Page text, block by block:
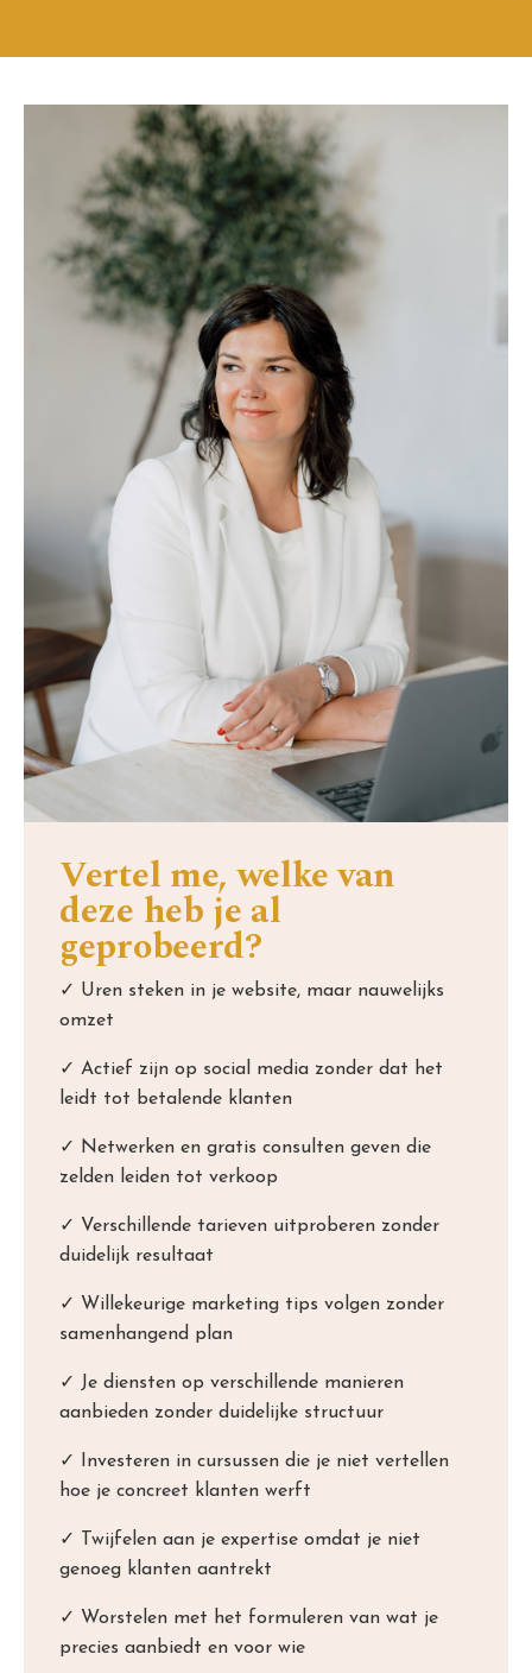
Vertel me, welke van
deze heb je al
geprobeerd?
✓ Uren steken in je website, maar nauwelijks
omzet
✓ Actief zijn op social media zonder dat het
leidt tot betalende klanten
✓ Netwerken en gratis consulten geven die
zelden leiden tot verkoop
✓ Verschillende tarieven uitproberen zonder
duidelijk resultaat
✓ Willekeurige marketing tips volgen zonder
samenhangend plan
✓ Je diensten op verschillende manieren
aanbieden zonder duidelijke structuur
✓ Investeren in cursussen die je niet vertellen
hoe je concreet klanten werft
✓ Twijfelen aan je expertise omdat je niet
genoeg klanten aantrekt
✓ Worstelen met het formuleren van wat je
precies aanbiedt en voor wie